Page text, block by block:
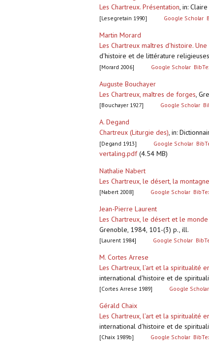
Les Chartreux. Présentation, in:
[Lesegretain 1990] Google Scholar
Martin Morard
Les Chartreux maîtres d'histoire.
d'histoire et de littérature
[Morard 2006] Google Scholar
Auguste Bouchayer
Les Chartreux, maîtres de forges,
[Bouchayer 1927] Google Scholar
A. Degand
Chartreux (Liturgie des), in:
[Degand 1913] Google Scholar
vertaling.pdf(4.54 MB)
Nathalie Nabert
Les Chartreux, le désert, la
[Nabert 2008] Google Scholar
Jean-Pierre Laurent
Les Chartreux, le désert et le
Grenoble, 1984, 101-(3) p., ill.
[Laurent 1984] Google Scholar
M. Cortes Arrese
Les Chartreux, l’art et la spiritualité
international d'histoire et de
[Cortes Arrese 1989] Google Scholar
Gérald Chaix
Les Chartreux, l’art et la spiritualité
international d'histoire et de
[Chaix 1989b] Google Scholar